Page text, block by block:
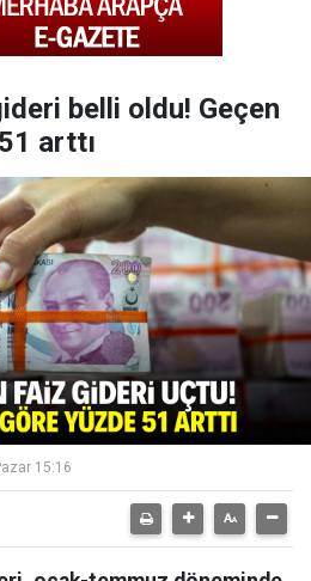
belli oldu! Geçen
arttı
15:16